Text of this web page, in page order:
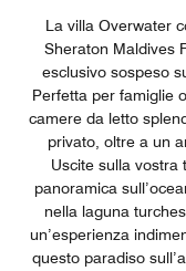
La villa Overwater
Sheraton Maldives
esclusivo sospeso
Perfetta per famiglie
camere da letto
privato, oltre a un
Uscite sulla vostra
panoramica
nella laguna
un’esperienza
questo paradiso